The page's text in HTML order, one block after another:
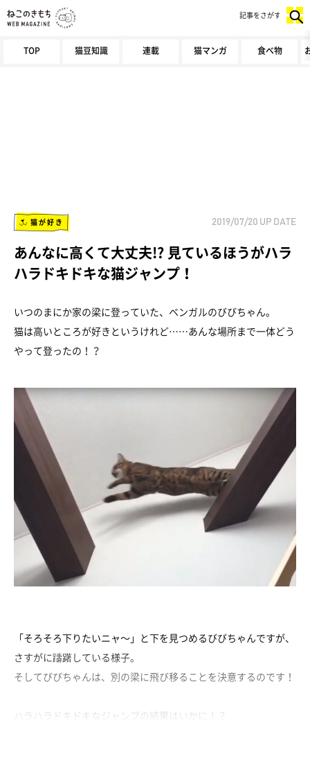
TOP 猫豆知識 連載 猫マンガ 食べ物
記事をさがす
猫が好き 2019/07/20 UP DATE
あんなに高くて大丈夫!? 見ているほうがハラ
ハラドキドキな猫ジャンプ！
いつのまにか家の梁に登っていた、ベンガルのびびちゃん。
猫は高いところが好きというけれど……あんな場所まで一体どう
やって登ったの！？
「そろそろ下りたいニャ～」と下を見つめるびびちゃんですが、
さすがに躊躇している様子。
そしてびびちゃんは、別の梁に飛び移ることを決意するのです！
ハラハラドキドキなジャンプの結果はいかに！？